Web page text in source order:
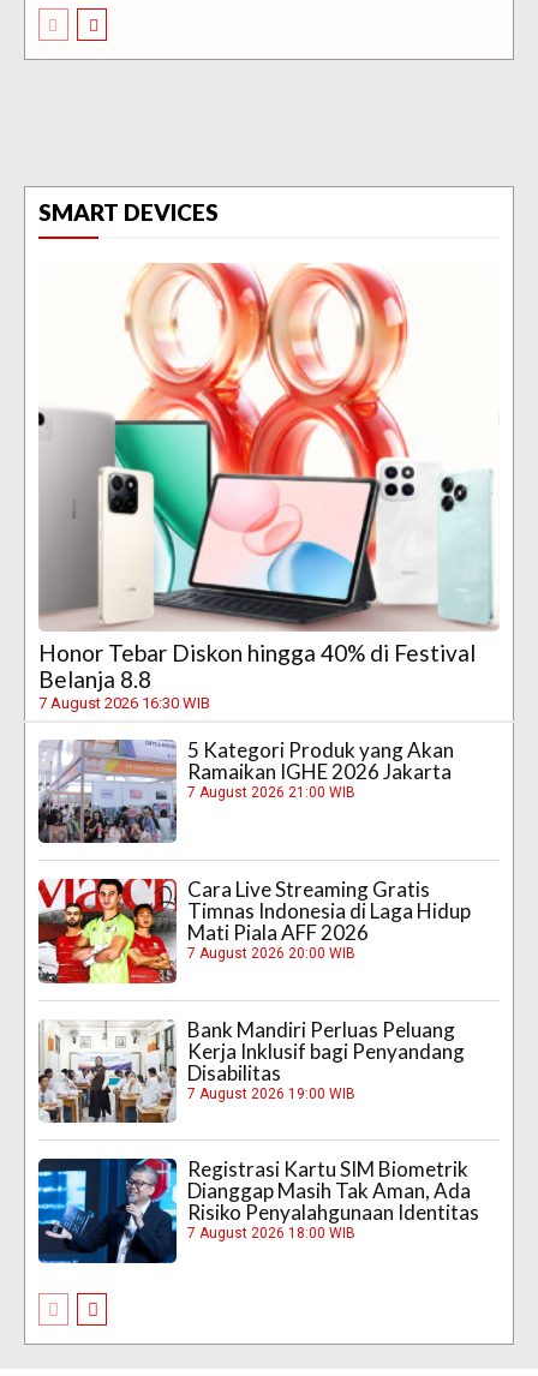
SMART DEVICES
Honor Tebar Diskon hingga 40% di Festival
Belanja 8.8
7 August 2026 16:30 WIB
5 Kategori Produk yang Akan
Ramaikan IGHE 2026 Jakarta
7 August 2026 21:00 WIB
Cara Live Streaming Gratis
Timnas Indonesia di Laga Hidup
Mati Piala AFF 2026
7 August 2026 20:00 WIB
Bank Mandiri Perluas Peluang
Kerja Inklusif bagi Penyandang
Disabilitas
7 August 2026 19:00 WIB
Registrasi Kartu SIM Biometrik
Dianggap Masih Tak Aman, Ada
Risiko Penyalahgunaan Identitas
7 August 2026 18:00 WIB